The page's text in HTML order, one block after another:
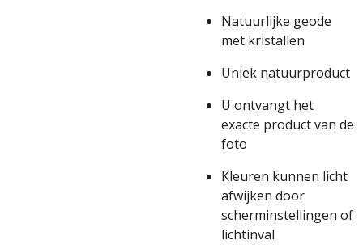
Natuurlijke geode
met kristallen
Uniek natuurproduct
U ontvangt het
exacte product van de
foto
Kleuren kunnen licht
afwijken door
scherminstellingen of
lichtinval